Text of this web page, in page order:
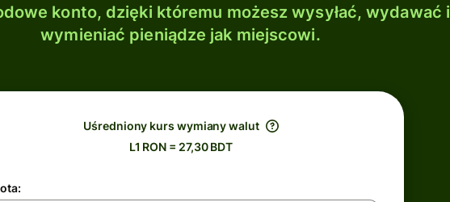
konto, dzięki któremu możesz wysyłać, wydawać i
wymieniać pieniądze jak miejscowi.
Uśredniony kurs wymiany walut
L1 RON = 27,30 BDT